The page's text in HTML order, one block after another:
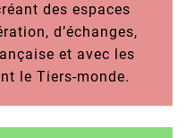
des espaces
d’échanges,
et avec les
le Tiers-monde.